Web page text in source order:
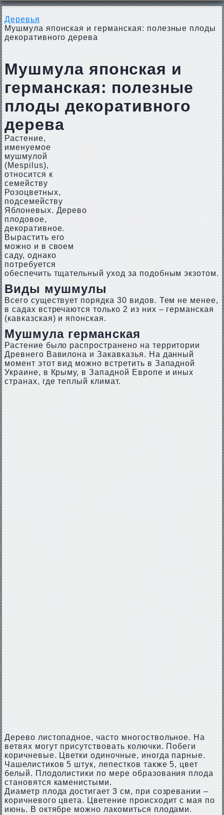
Деревья
Мушмула японская и германская: полезные плоды
декоративного дерева
Мушмула японская и
германская: полезные
плоды декоративного
дерева
Растение,
именуемое
мушмулой
(Mespilus),
относится к
семейству
Розоцветных,
подсемейству
Яблоневых. Дерево
плодовое,
декоративное.
Вырастить его
можно и в своем
саду, однако
потребуется
обеспечить тщательный уход за подобным экзотом.
Виды мушмулы
Всего существует порядка 30 видов. Тем не менее,
в садах встречаются только 2 из них – германская
(кавказская) и японская.
Мушмула германская
Растение было распространено на территории
Древнего Вавилона и Закавказья. На данный
момент этот вид можно встретить в Западной
Украине, в Крыму, в Западной Европе и иных
странах, где теплый климат.
Дерево листопадное, часто многоствольное. На
ветвях могут присутствовать колючки. Побеги
коричневые. Цветки одиночные, иногда парные.
Чашелистиков 5 штук, лепестков также 5, цвет
белый. Плодолистики по мере образования плода
становятся каменистыми.
Диаметр плода достигает 3 см, при созревании –
коричневого цвета. Цветение происходит с мая по
июнь. В октябре можно лакомиться плодами.